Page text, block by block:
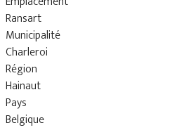
Ransart
Municipalité
Charleroi
Région
Hainaut
Pays
Belgique